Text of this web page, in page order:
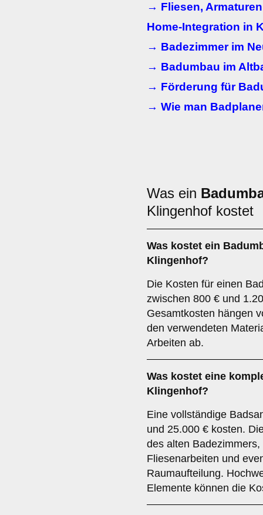
→ Fliesen,
Home-Integration in
→ Badezimmer im
→ Badumbau im
→ Förderung für
→ Wie man
Was ein
Klingenhof kostet
Was kostet ein
Klingenhof?
Die Kosten für einen
zwischen 800 € und
Gesamtkosten hängen
den verwendeten
Arbeiten ab.
Was kostet eine
Klingenhof?
Eine vollständige
und 25.000 € kosten.
des alten
Fliesenarbeiten und
Raumaufteilung.
Elemente können die